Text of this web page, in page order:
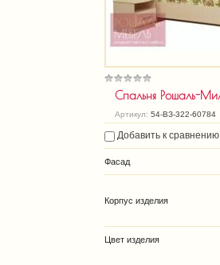
Спальня Рошаль-
Артикул: 54-ВЗ-322-60784
Добавить к сравнению
Фасад
Корпус изделия
Цвет изделия